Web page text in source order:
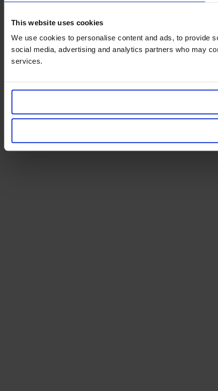
This website uses cookies
We use cookies to personalise content and ads, to provide
social media, advertising and analytics partners who may
services.